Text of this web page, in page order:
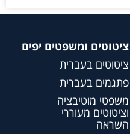
ציטוטים ומשפטים יפים
ציטוטים בעברית
פתגמים בעברית
משפטי מוטיבציה
וציטוטים מעוררי
השראה